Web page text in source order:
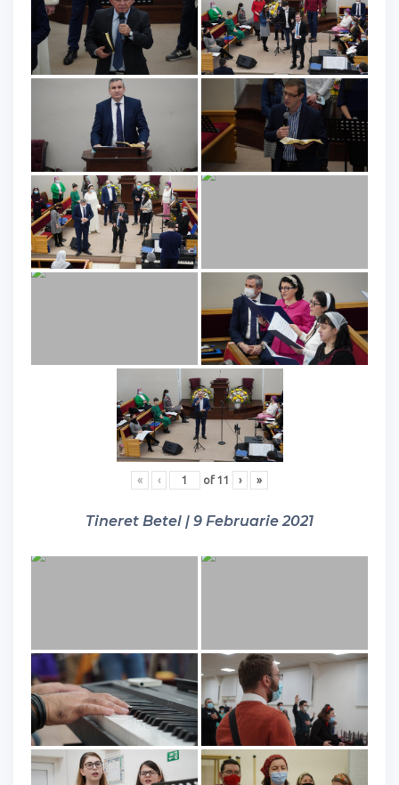
« ‹ of 11 › »
Tineret Betel | 9 Februarie 2021